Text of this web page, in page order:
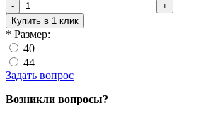
-
+
Купить в 1 клик
* Размер:
40
44
Задать вопрос
Возникли вопросы?